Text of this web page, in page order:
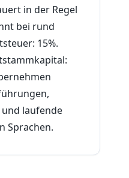
in der Regel
bei rund
15%.
laufende
Sprachen.